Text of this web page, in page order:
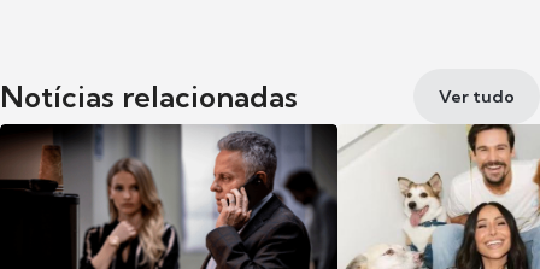
Notícias relacionadas Ver tudo